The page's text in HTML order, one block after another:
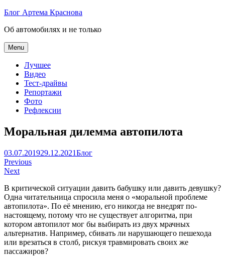
Skip
content
Блог Артема Краснова
Об автомобилях и не только
Menu
Лучшее
Видео
Тест-драйвы
Репортажи
Фото
Рефлексии
Моральная дилемма автопилота
Артем
Краснов
03.07.201929.12.2021Блог
Навигация
по
записям
Previous
Next
В критической ситуации давить бабушку или давить девушку?
Одна читательница спросила меня о «моральной проблеме
автопилота». По её мнению, его никогда не внедрят по-
настоящему, потому что не существует алгоритма, при
котором автопилот мог бы выбирать из двух мрачных
альтернатив. Например, сбивать ли нарушающего пешехода
или врезаться в столб, рискуя травмировать своих же
пассажиров?